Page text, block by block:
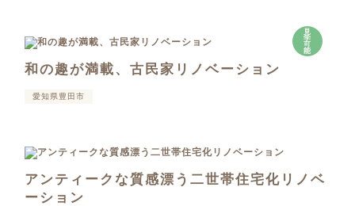
見
学
可
能
和の趣が満載、古民家リノベーション
愛知県豊田市
アンティークな質感漂う二世帯住宅化リノベ
ーション